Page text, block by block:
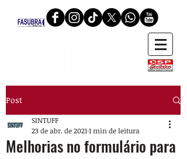
Post
Melhorias no formulário para
SINTUFF
23 de abr. de 2021 1 min de leitura